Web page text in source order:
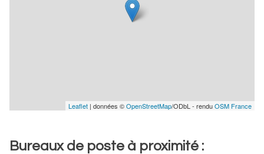
Leaflet | données ©OpenStreetMap/ODbL - renduOSM France
Bureaux de poste à proximité :